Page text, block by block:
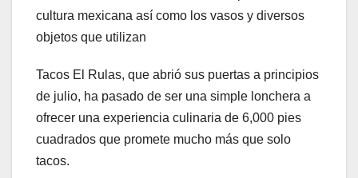
cultura mexicana así como los vasos y diversos
objetos que utilizan
Tacos El Rulas, que abrió sus puertas a principios
de julio, ha pasado de ser una simple lonchera a
ofrecer una experiencia culinaria de 6,000 pies
cuadrados que promete mucho más que solo
tacos.